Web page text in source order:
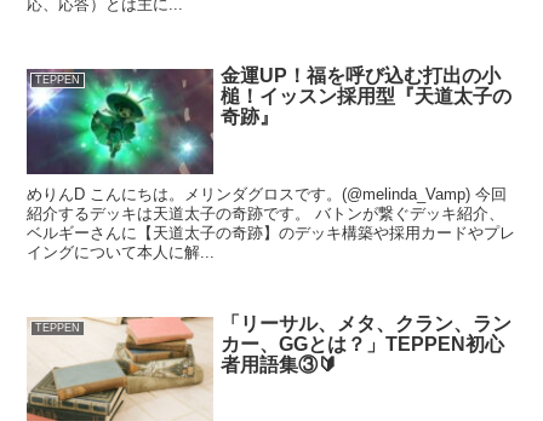
応、応答）とは主に...
TEPPEN
金運UP！福を呼び込む打出の小
槌！イッスン採用型『天道太子の
奇跡』
めりんD こんにちは。メリンダグロスです。(@melinda_Vamp) 今回
紹介するデッキは天道太子の奇跡です。 バトンが繋ぐデッキ紹介、
ベルギーさんに【天道太子の奇跡】のデッキ構築や採用カードやプレ
イングについて本人に解...
TEPPEN
「リーサル、メタ、クラン、ラン
カー、GGとは？」TEPPEN初心
者用語集③🔰